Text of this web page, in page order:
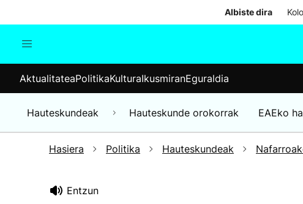
Albiste dira
Munduko albisteak
Hauteskundeak
AktualitateaPolitikaKulturaIkusmiranEguraldia
Hauteskundeak Hauteskunde orokorrak EAEko
Hasiera Politika Hauteskundeak
Entzun